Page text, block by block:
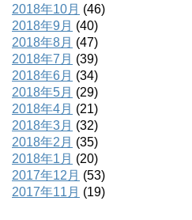
2018年10月 (46)
2018年9月 (40)
2018年8月 (47)
2018年7月 (39)
2018年6月 (34)
2018年5月 (29)
2018年4月 (21)
2018年3月 (32)
2018年2月 (35)
2018年1月 (20)
2017年12月 (53)
2017年11月 (19)